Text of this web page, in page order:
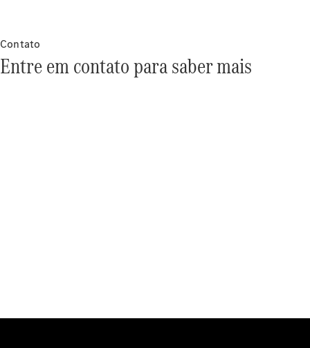
Tecnologias
Contato
Entre em contato para saber mais